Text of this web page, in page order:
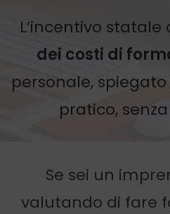
L’incentivo statale
dei costi di
personale,
pratico,
Se sei un
valutando di fare